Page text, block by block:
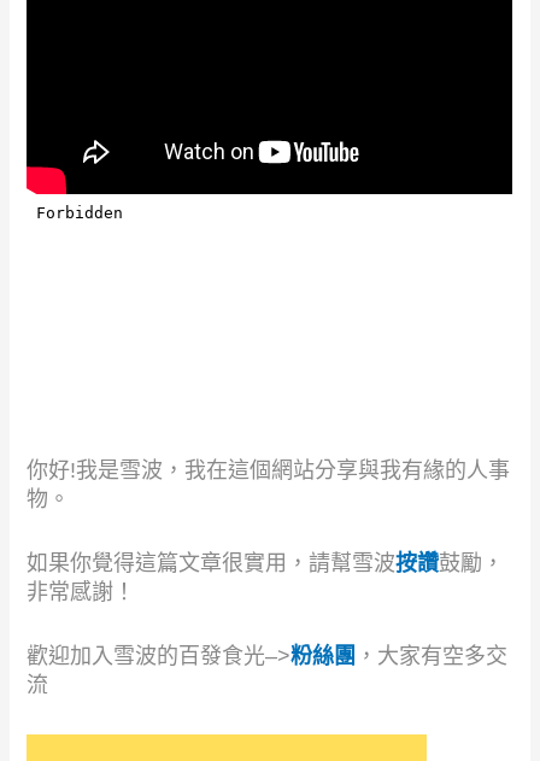
你好!我是雪波，我在這個網站分享與我有緣的人事
物。
如果你覺得這篇文章很實用，請幫雪波按讚鼓勵，
非常感謝！
歡迎加入雪波的百發食光–>粉絲團 ，大家有空多交
流